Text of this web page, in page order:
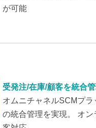
が可能
受発注/在庫/顧客を統合
オムニチャネルSCMプ
の統合管理を実現。 オ